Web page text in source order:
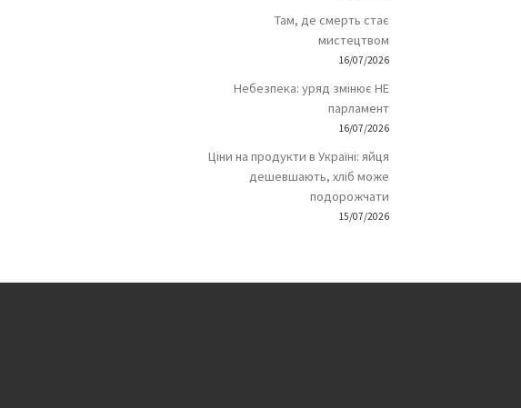
Там, де смерть стає
мистецтвом
16/07/2026
Небезпека: уряд змінює НЕ
парламент
16/07/2026
Ціни на продукти в Україні: яйця
дешевшають, хліб може
подорожчати
15/07/2026